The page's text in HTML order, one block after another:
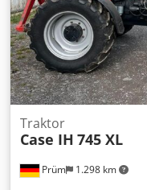
Prüm 1.298 km
Traktor
Case IH 745 XL